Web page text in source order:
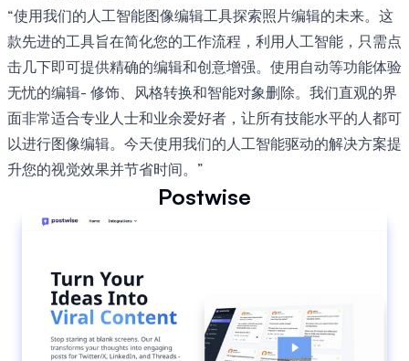
“使用我们的人工智能图像编辑工具探索照片编辑的未来。这
款先进的工具旨在简化您的工作流程，利用人工智能，只需点
击几下即可提供精确的编辑和创意增强。使用自动等功能体验
无忧的编辑- 修饰、风格转换和智能对象删除。我们直观的界
面非常适合专业人士和业余爱好者，让所有技能水平的人都可
以进行图像编辑。今天使用我们的人工智能驱动的解决方案提
升您的视觉效果并节省时间。”
Postwise